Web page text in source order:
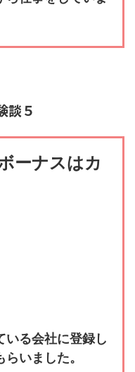
談５
ーナスはカ
いる会社に登録し
いました。